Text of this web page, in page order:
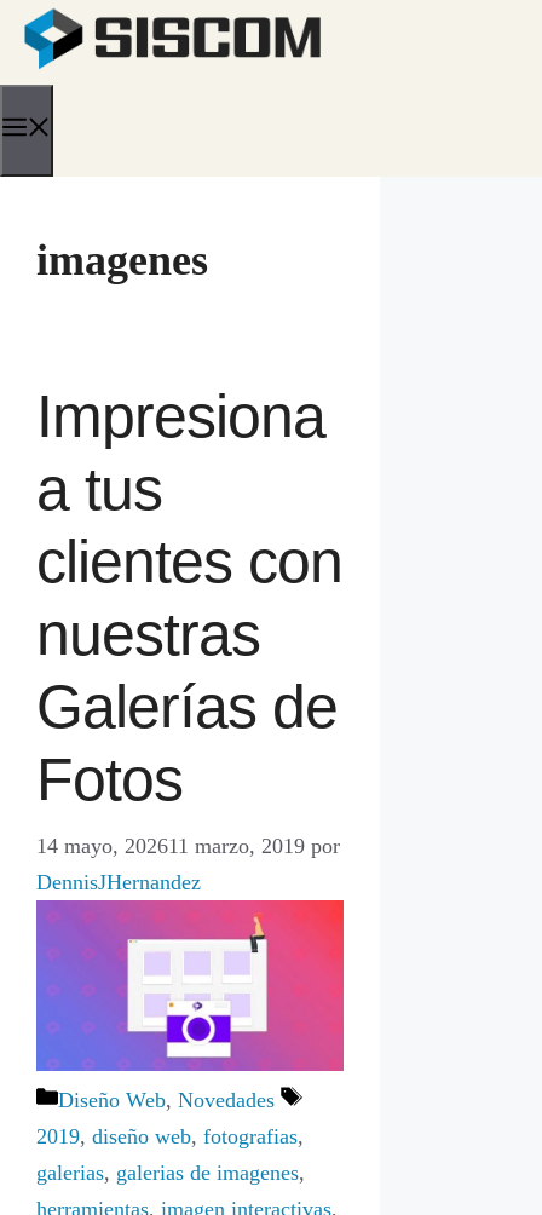
Saltar
contenido
imagenes
Impresiona
a tus
clientes con
nuestras
Galerías de
Fotos
14 mayo, 202611 marzo, 2019 por
DennisJHernandez
Categorías
Diseño Web, Novedades
Etiquetas
2019, diseño web, fotografias,
galerias, galerias de imagenes,
herramientas, imagen interactivas,